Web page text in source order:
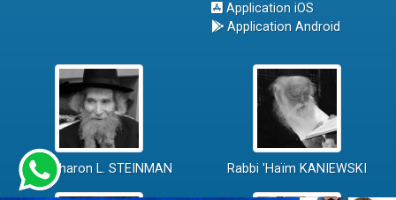
Application iOS
Application Android
Rav Aharon L. STEINMAN Rabbi 'Haïm KANIEWSKI